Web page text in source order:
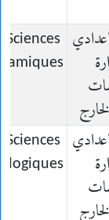
Sciences
Sciences